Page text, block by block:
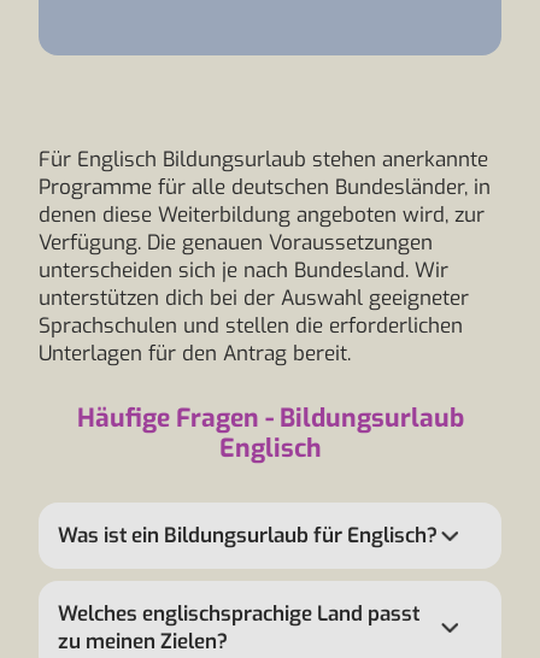
Für Englisch Bildungsurlaub stehen anerkannte
Programme für alle deutschen Bundesländer, in
denen diese Weiterbildung angeboten wird, zur
Verfügung. Die genauen Voraussetzungen
unterscheiden sich je nach Bundesland. Wir
unterstützen dich bei der Auswahl geeigneter
Sprachschulen und stellen die erforderlichen
Unterlagen für den Antrag bereit.
Häufige Fragen - Bildungsurlaub
Englisch
Was ist ein Bildungsurlaub für Englisch?
Welches englischsprachige Land passt
zu meinen Zielen?